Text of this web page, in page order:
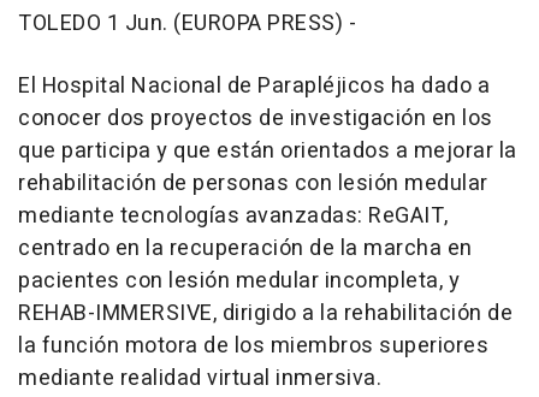
TOLEDO 1 Jun. (EUROPA PRESS) -
El Hospital Nacional de Parapléjicos ha dado a
conocer dos proyectos de investigación en los
que participa y que están orientados a mejorar la
rehabilitación de personas con lesión medular
mediante tecnologías avanzadas: ReGAIT,
centrado en la recuperación de la marcha en
pacientes con lesión medular incompleta, y
REHAB-IMMERSIVE, dirigido a la rehabilitación de
la función motora de los miembros superiores
mediante realidad virtual inmersiva.